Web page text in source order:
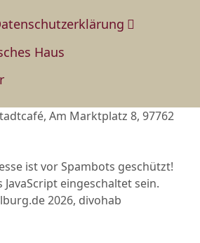
Haus
Am Marktplatz 8, 97762
ist vor Spambots geschützt!
JavaScript eingeschaltet sein.
2026, divohab